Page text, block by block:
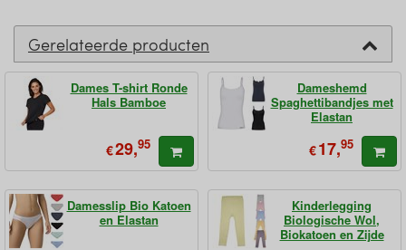
Gerelateerde producten
Dames T-shirt Ronde
Hals Bamboe
€29,95
Dameshemd
Spaghettibandjes met
Elastan
€17,95
Damesslip Bio Katoen
en Elastan
Kinderlegging
Biologische Wol,
Biokatoen en Zijde